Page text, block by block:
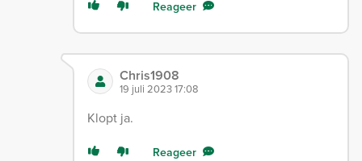
Reageer
Chris1908
19 juli 2023 17:08
Klopt ja.
Reageer